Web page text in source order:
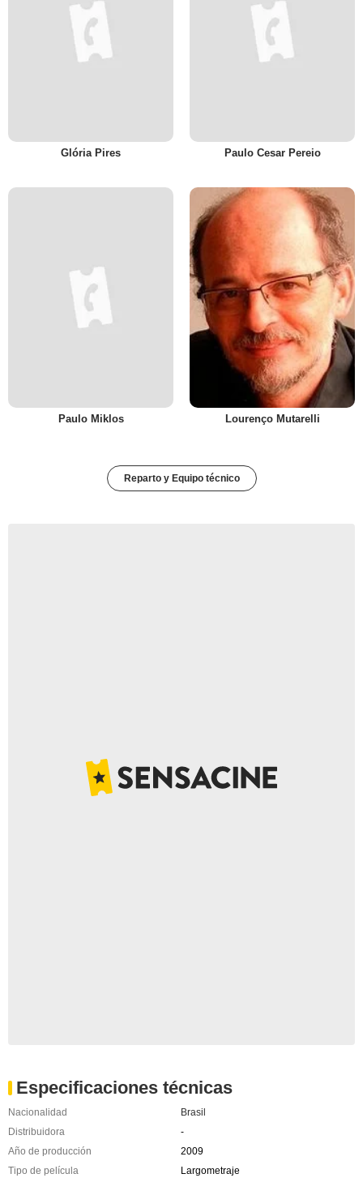
Glória Pires Paulo Cesar Pereio
Paulo Miklos Lourenço Mutarelli
Reparto y Equipo técnico
Especificaciones técnicas
Nacionalidad
Brasil
Distribuidora
-
Año de producción
2009
Tipo de película
Largometraje